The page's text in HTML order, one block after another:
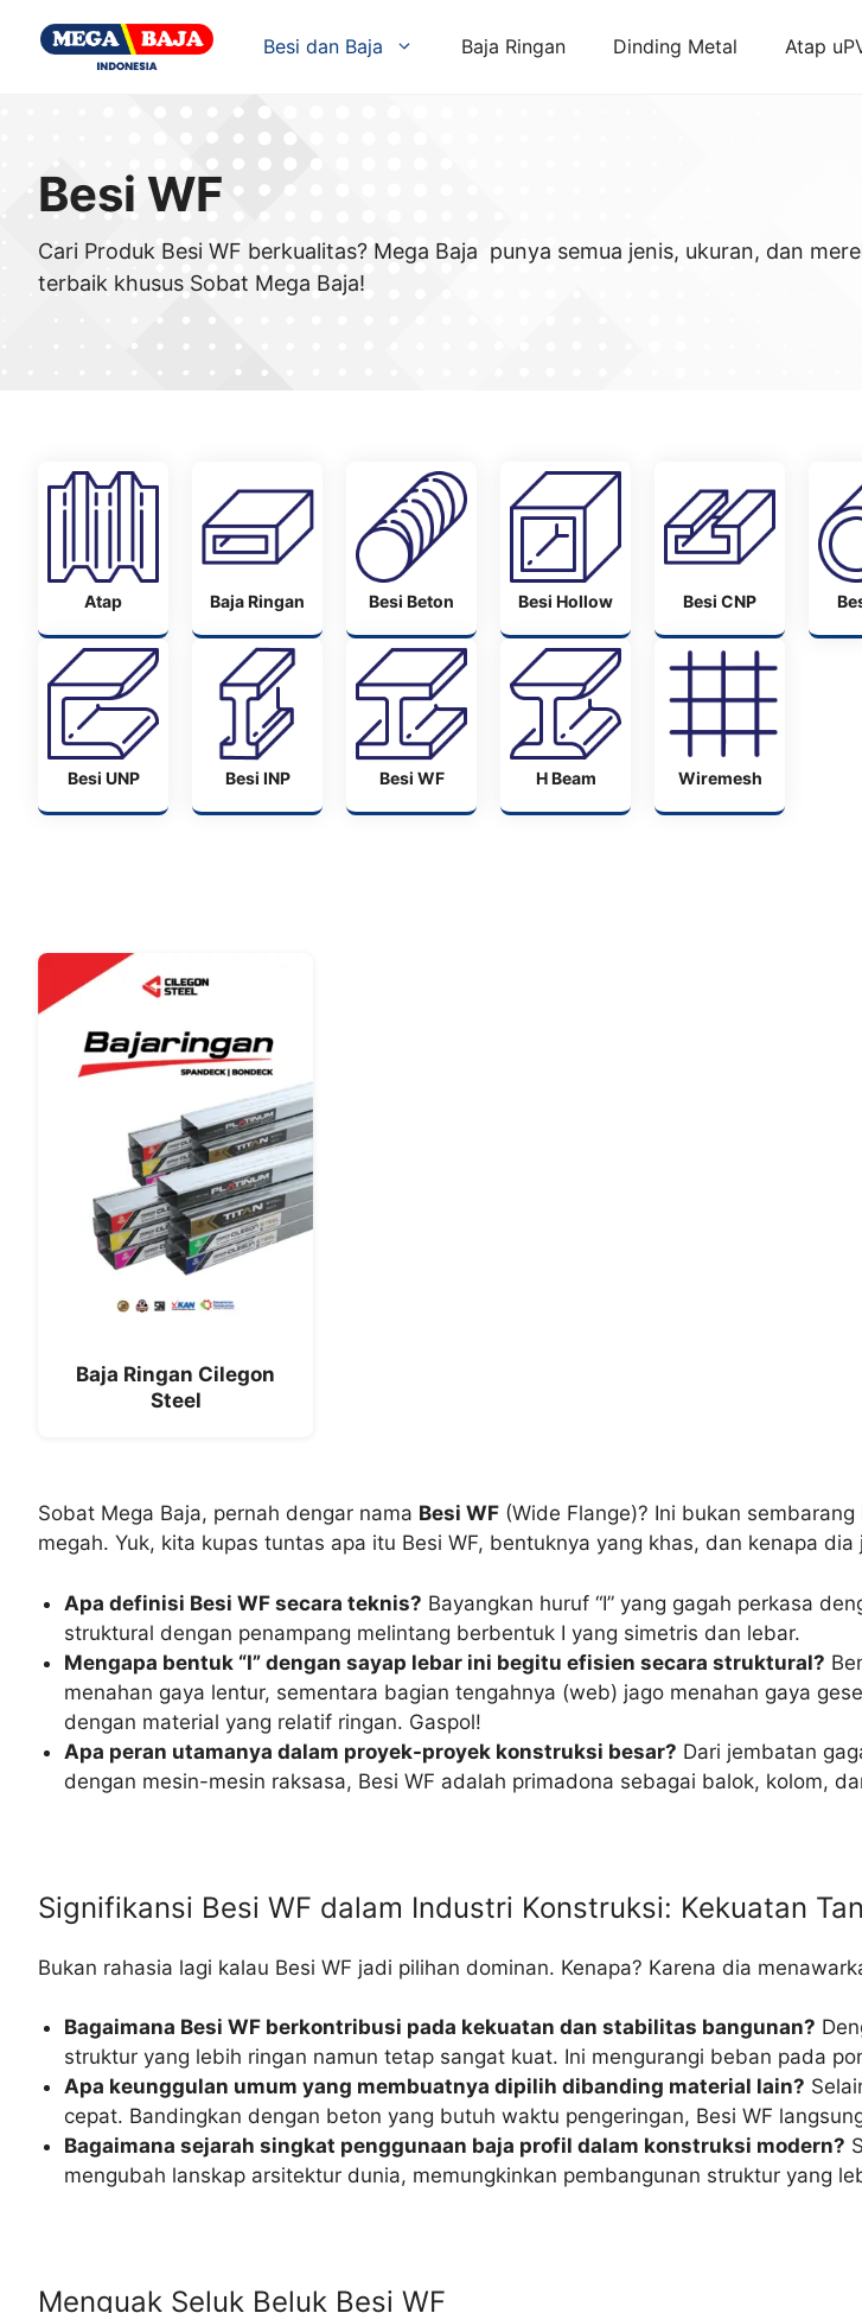
Besi dan Baja Baja Ringan Dinding Metal Atap
Besi WF
Cari Produk Besi WF berkualitas? Mega Baja punya semua jenis, ukuran, dan
terbaik khusus Sobat Mega Baja!
Atap Baja Ringan Besi Beton Besi Hollow Besi CNP
Besi UNP Besi INP Besi WF H Beam Wiremesh
Baja Ringan Cilegon
Steel
Sobat Mega Baja, pernah dengar nama Besi WF (Wide Flange)? Ini bukan
megah. Yuk, kita kupas tuntas apa itu Besi WF, bentuknya yang khas, dan kenapa
Apa definisi Besi WF secara teknis? Bayangkan huruf “I” yang gagah perkasa
struktural dengan penampang melintang berbentuk I yang simetris dan lebar.
Mengapa bentuk “I” dengan sayap lebar ini begitu efisien secara struktural?
menahan gaya lentur, sementara bagian tengahnya (web) jago menahan gaya
dengan material yang relatif ringan. Gaspol!
Apa peran utamanya dalam proyek-proyek konstruksi besar? Dari jembatan
dengan mesin-mesin raksasa, Besi WF adalah primadona sebagai balok, kolom,
Signifikansi Besi WF dalam Industri Konstruksi: Kekuatan
Bukan rahasia lagi kalau Besi WF jadi pilihan dominan. Kenapa? Karena dia
Bagaimana Besi WF berkontribusi pada kekuatan dan stabilitas bangunan?
struktur yang lebih ringan namun tetap sangat kuat. Ini mengurangi beban pada
Apa keunggulan umum yang membuatnya dipilih dibanding material lain?
cepat. Bandingkan dengan beton yang butuh waktu pengeringan, Besi WF
Bagaimana sejarah singkat penggunaan baja profil dalam konstruksi modern?
mengubah lanskap arsitektur dunia, memungkinkan pembangunan struktur yang
Menguak Seluk Beluk Besi WF